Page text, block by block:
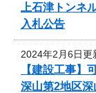
上石津トンネ
入札公告
2024年2月6日更
【建設工事】
深山第2地区